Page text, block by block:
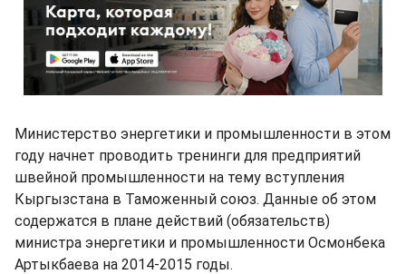
Министерство энергетики и промышленности в этом
году начнет проводить тренинги для предприятий
швейной промышленности на тему вступления
Кыргызстана в Таможенный союз. Данные об этом
содержатся в плане действий (обязательств)
министра энергетики и промышленности Осмонбека
Артыкбаева на 2014-2015 годы.